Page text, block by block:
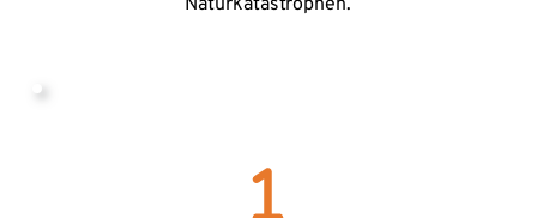
Naturkatastrophen.